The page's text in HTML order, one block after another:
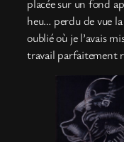
placée sur un fond
heu… perdu de vue
oublié où je l’avais
travail parfaitement